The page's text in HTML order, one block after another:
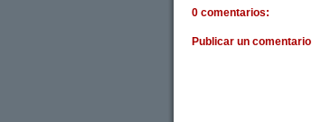
0 comentarios:
Publicar un comentario